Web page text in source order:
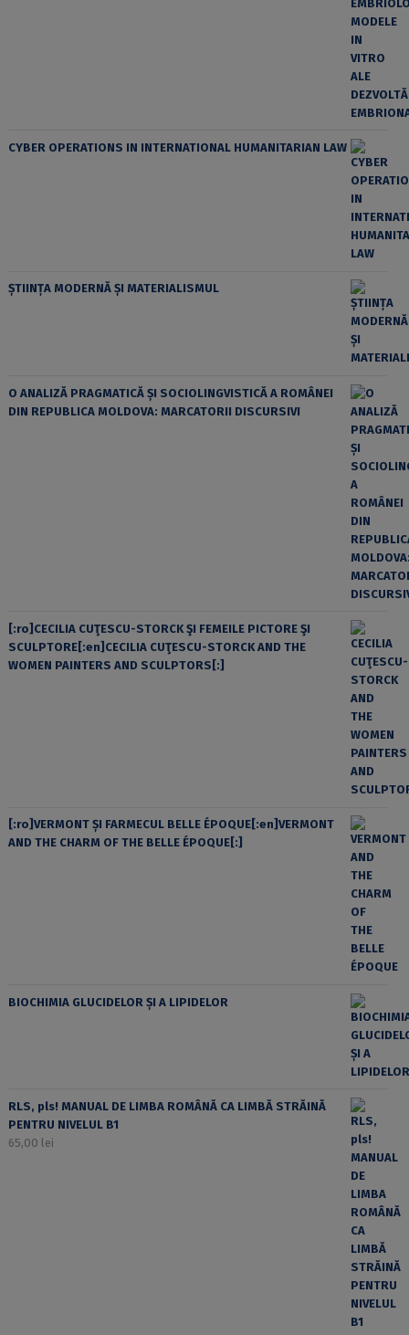
CYBER OPERATIONS IN INTERNATIONAL HUMANITARIAN LAW
ȘTIINȚA MODERNĂ ȘI MATERIALISMUL
O ANALIZĂ PRAGMATICĂ ȘI SOCIOLINGVISTICĂ A ROMÂNEI
DIN REPUBLICA MOLDOVA: MARCATORII DISCURSIVI
[:ro]CECILIA CUŢESCU-STORCK ŞI FEMEILE PICTORE ŞI
SCULPTORE[:en]CECILIA CUŢESCU-STORCK AND THE
WOMEN PAINTERS AND SCULPTORS[:]
[:ro]VERMONT ȘI FARMECUL BELLE ÉPOQUE[:en]VERMONT
AND THE CHARM OF THE BELLE ÉPOQUE[:]
BIOCHIMIA GLUCIDELOR ȘI A LIPIDELOR
RLS, pls! MANUAL DE LIMBA ROMÂNĂ CA LIMBĂ STRĂINĂ
PENTRU NIVELUL B1
65,00 lei